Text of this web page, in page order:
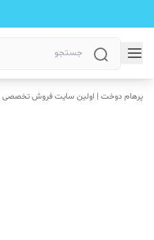
پرهام دوخت | اولین سایت فروش